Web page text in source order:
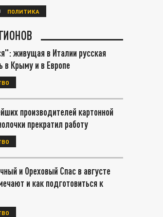
ПОЛИТИКА
живущая в Италии русская
в Крыму и в Европе
производителей картонной
прекратил работу
и Ореховый Спас в августе
и как подготовиться к